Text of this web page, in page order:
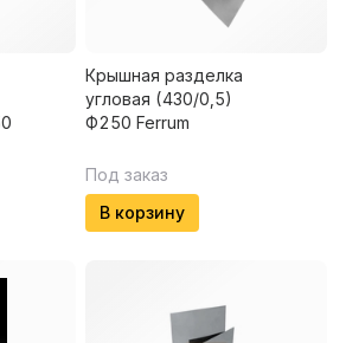
Крышная разделка
угловая (430/0,5)
Ф250 Ferrum
Под заказ
В корзину